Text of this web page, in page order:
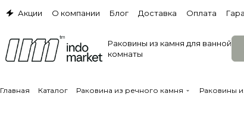
Акции О компании Блог Доставка Оплата
Раковины из камня для ванной
комнаты
Главная Каталог Раковина из речного камня Раковины